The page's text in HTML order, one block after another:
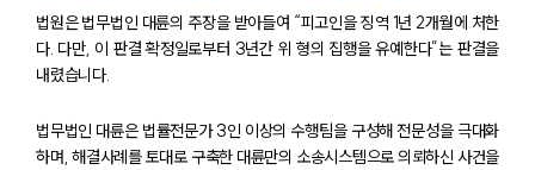
법원은 법무법인 대륜의 주장을 받아들여 “피고인을 징역 1년 2개월에 처한
다. 다만, 이 판결 확정일로부터 3년간 위 형의 집행을 유예한다”는 판결을
내렸습니다.
법무법인 대륜은 법률전문가 3인 이상의 수행팀을 구성해 전문성을 극대화
하며, 해결사례를 토대로 구축한 대륜만의 소송시스템으로 의뢰하신 사건을